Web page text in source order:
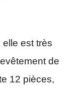
est très
de
12 pièces,